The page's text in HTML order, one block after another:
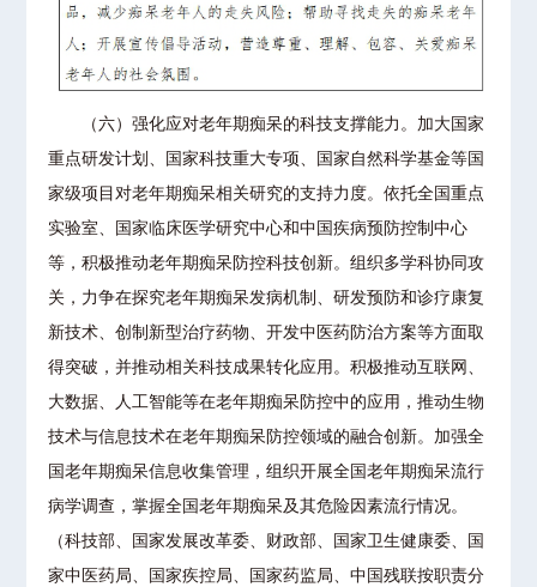
（六）强化应对老年期痴呆的科技支撑能力。加大国家
重点研发计划、国家科技重大专项、国家自然科学基金等国
家级项目对老年期痴呆相关研究的支持力度。依托全国重点
实验室、国家临床医学研究中心和中国疾病预防控制中心
等，积极推动老年期痴呆防控科技创新。组织多学科协同攻
关，力争在探究老年期痴呆发病机制、研发预防和诊疗康复
新技术、创制新型治疗药物、开发中医药防治方案等方面取
得突破，并推动相关科技成果转化应用。积极推动互联网、
大数据、人工智能等在老年期痴呆防控中的应用，推动生物
技术与信息技术在老年期痴呆防控领域的融合创新。加强全
国老年期痴呆信息收集管理，组织开展全国老年期痴呆流行
病学调查，掌握全国老年期痴呆及其危险因素流行情况。
（科技部、国家发展改革委、财政部、国家卫生健康委、国
家中医药局、国家疾控局、国家药监局、中国残联按职责分